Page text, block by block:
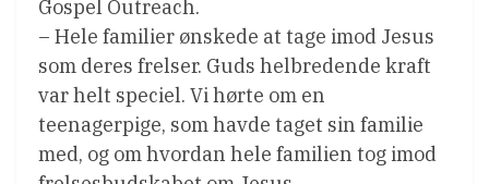
Gospel Outreach.
– Hele familier ønskede at tage imod Jesus
som deres frelser. Guds helbredende kraft
var helt speciel. Vi hørte om en
teenagerpige, som havde taget sin familie
med, og om hvordan hele familien tog imod